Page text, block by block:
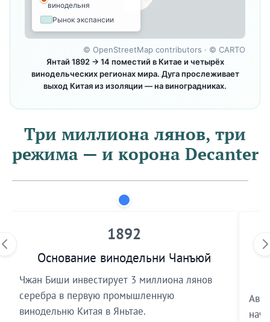
винодельня
Рынок экспансии
© OpenStreetMap contributors · © CARTO
Янтай 1892 → 14 поместий в Китае и четырёх
винодельческих регионах мира. Дуга прослеживает
выход Китая из изоляции — на виноградниках.
Три миллиона лянов, три
режима — и корона Decanter
1892
Основание винодельни Чанъюй
Чжан Биши инвестирует 3 миллиона лянов
серебра в первую промышленную
винодельню Китая в Яньтае.